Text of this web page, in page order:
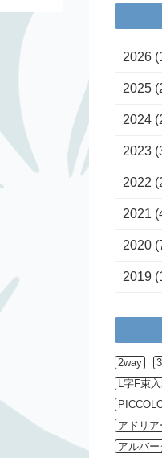
2026
2025
2024
2023
2022
2021
2020
2019
2way
L字F束
アドリア
アルバー